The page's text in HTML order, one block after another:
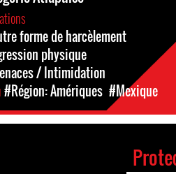
forme de harcèlement
physique
/ Intimidation
#Région: Amériques #Mexique